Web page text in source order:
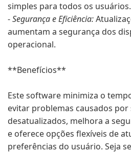
simples para todos os usuários.
-Segurança e Eficiência:
aumentam a segurança dos
operacional.
**Benefícios**
Este software minimiza o
evitar problemas causados
desatualizados, melhora a
e oferece opções flexíveis de
preferências do usuário. Seja